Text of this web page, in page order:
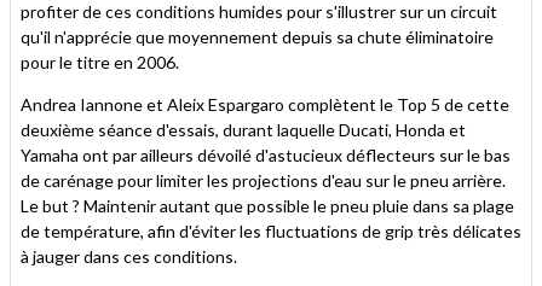
profiter de ces conditions humides pour s'illustrer sur un circuit
qu'il n'apprécie que moyennement depuis sa chute éliminatoire
pour le titre en 2006.
Andrea Iannone et Aleix Espargaro complètent le Top 5 de cette
deuxième séance d'essais, durant laquelle Ducati, Honda et
Yamaha ont par ailleurs dévoilé d'astucieux déflecteurs sur le bas
de carénage pour limiter les projections d'eau sur le pneu arrière.
Le but ? Maintenir autant que possible le pneu pluie dans sa plage
de température, afin d'éviter les fluctuations de grip très délicates
à jauger dans ces conditions.